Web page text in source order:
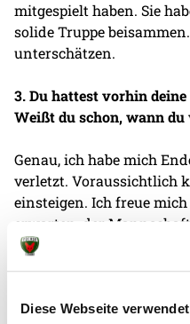
Diese Webseite
mitgespielt haben. Sie
solide Truppe
unterschätzen.
3. Du hattest vorhin
Weißt du schon, wann
Genau, ich habe mich
verletzt. Voraussichtlich
einsteigen. Ich freue
erwarten, der